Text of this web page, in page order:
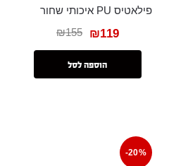
פילאטיס PU איכותי שחור
₪155 ₪119
הוספה לסל
-20%